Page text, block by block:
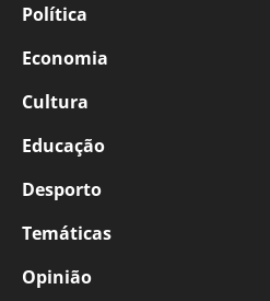
Política
Economia
Cultura
Educação
Desporto
Temáticas
Opinião